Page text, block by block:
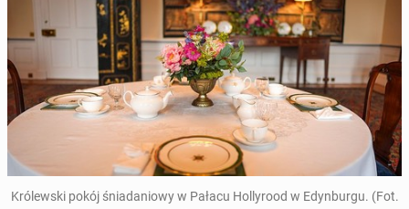
Kró­lew­ski pokój śnia­da­nio­wy w Pałacu Hol­ly­ro­od w Edyn­bur­gu. (Fot.